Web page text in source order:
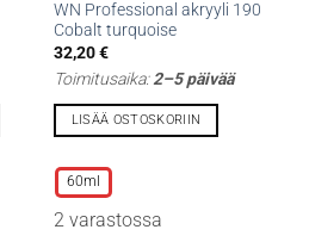
WN Professional akryyli 190
Cobalt turquoise
32,20€
Toimitusaika:2–5 päivää
LISÄÄ OSTOSKORIIN
tuotteella
on
useampi
60ml
2 varastossa